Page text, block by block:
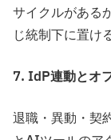
サイクルがある
じ統制下に置け
7. IdP連動とオ
退職・異動・契